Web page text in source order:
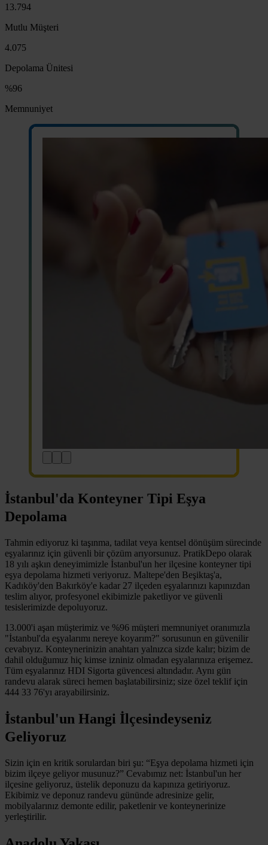
13.794
Mutlu Müşteri
4.075
Depolama Ünitesi
%96
Memnuniyet
İstanbul'da Konteyner Tipi Eşya
Depolama
Tahmin ediyoruz ki taşınma, tadilat veya kentsel dönüşüm sürecinde
eşyalarınız için güvenli bir çözüm arıyorsunuz. PratikDepo olarak
18 yılı aşkın deneyimimizle İstanbul'un her ilçesine konteyner tipi
eşya depolama hizmeti veriyoruz. Maltepe'den Beşiktaş'a,
Kadıköy'den Bakırköy'e kadar 27 ilçeden eşyalarınızı kapınızdan
teslim alıyor, profesyonel ekibimizle paketliyor ve güvenli
tesislerimizde depoluyoruz.
13.000'i aşan müşterimiz ve %96 müşteri memnuniyet oranımızla
"İstanbul'da eşyalarımı nereye koyarım?" sorusunun en güvenilir
cevabıyız. Konteynerinizin anahtarı yalnızca sizde kalır; bizim de
dahil olduğumuz hiç kimse izniniz olmadan eşyalarınıza erişemez.
Tüm eşyalarınız HDI Sigorta güvencesi altındadır. Aynı gün
randevu alarak süreci hemen başlatabilirsiniz; size özel teklif için
444 33 76'yı arayabilirsiniz.
İstanbul'un Hangi İlçesindeyseniz
Geliyoruz
Sizin için en kritik sorulardan biri şu: “Eşya depolama hizmeti için
bizim ilçeye geliyor musunuz?” Cevabımız net: İstanbul'un her
ilçesine geliyoruz, üstelik deponuzu da kapınıza getiriyoruz.
Ekibimiz ve deponuz randevu gününde adresinize gelir,
mobilyalarınız demonte edilir, paketlenir ve konteynerinize
yerleştirilir.